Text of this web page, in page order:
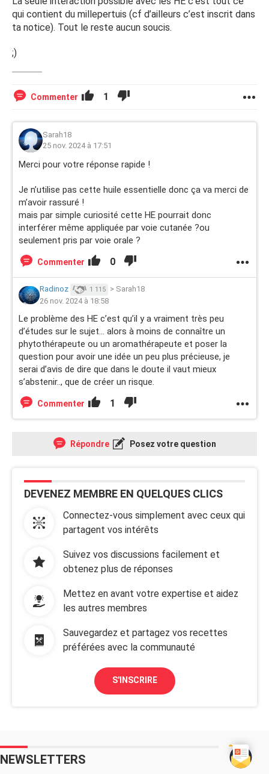
qui contient du millepertuis (cf d’ailleurs c’est inscrit dans
ta notice). Tout le reste aucun soucis.
;)
Commenter 1
Sarah18
25 nov. 2024 à 17:51
Merci pour votre réponse rapide !
Je n’utilise pas cette huile essentielle donc ça va merci de
m’avoir rassuré !
mais par simple curiosité cette HE pourrait donc
interférer même appliquée par voie cutanée ?ou
seulement pris par voie orale ?
Commenter 0
Radinoz 1 115 > Sarah18
26 nov. 2024 à 18:58
Le problème des HE c’est qu’il y a vraiment très peu
d’études sur le sujet… alors à moins de connaître un
phytothérapeute ou un aromathérapeute et poser la
question pour avoir une idée un peu plus précieuse, je
serai d’avis de dire que dans le doute il vaut mieux
s’abstenir.., que de créer un risque.
Commenter 1
Répondre Posez votre question
DEVENEZ MEMBRE EN QUELQUES CLICS
Connectez-vous simplement avec ceux qui
partagent vos intérêts
Suivez vos discussions facilement et
obtenez plus de réponses
Mettez en avant votre expertise et aidez
les autres membres
Sauvegardez et partagez vos recettes
préférées avec la communauté
S'INSCRIRE
NEWSLETTERS